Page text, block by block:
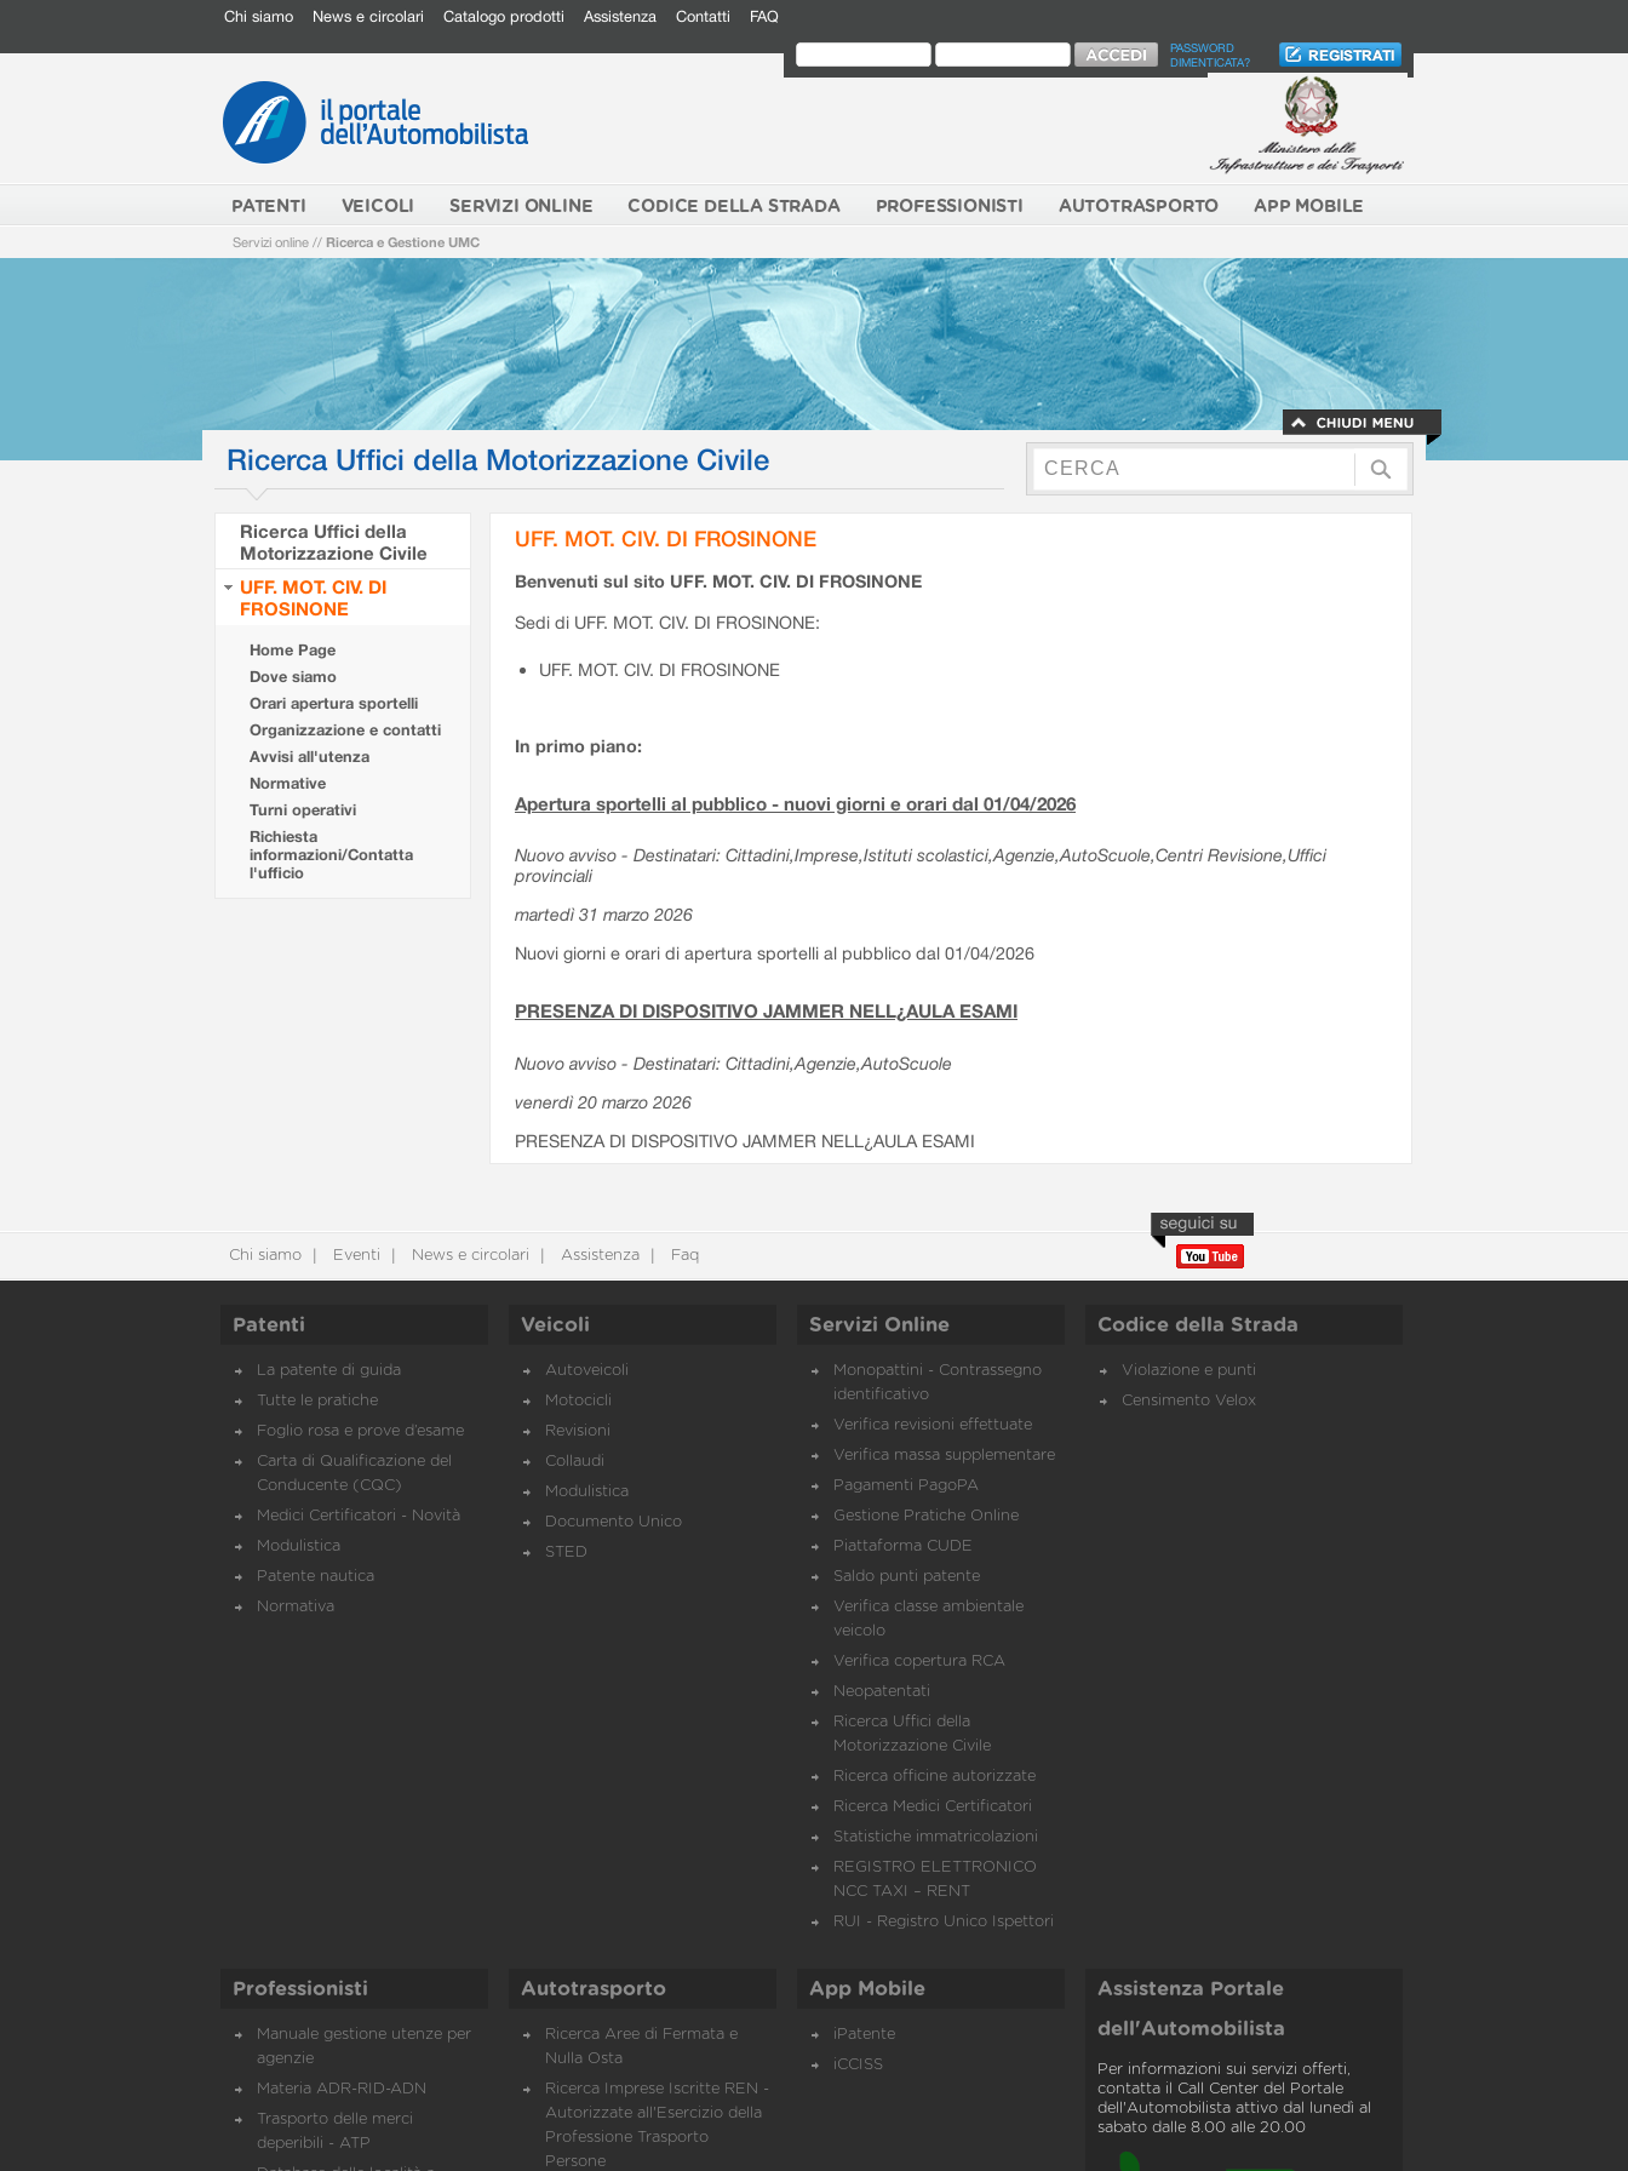
Chi siamo News e circolari Catalogo prodotti Assistenza Contatti FAQ
PASSWORD
DIMENTICATA?
PATENTI VEICOLI SERVIZI ONLINE CODICE DELLA STRADA PROFESSIONISTI AUTOTRASPORTO APP MOBILE
Servizi online // Ricerca e Gestione UMC
Ricerca Uffici della Motorizzazione Civile
Ricerca Uffici della
Motorizzazione Civile
UFF. MOT. CIV. DI
FROSINONE
Home Page
Dove siamo
Orari apertura sportelli
Organizzazione e contatti
Avvisi all'utenza
Normative
Turni operativi
Richiesta
informazioni/Contatta
l'ufficio
UFF. MOT. CIV. DI FROSINONE
Benvenuti sul sito UFF. MOT. CIV. DI FROSINONE
Sedi di UFF. MOT. CIV. DI FROSINONE:
UFF. MOT. CIV. DI FROSINONE
In primo piano:
Apertura sportelli al pubblico - nuovi giorni e orari dal 01/04/2026
Nuovo avviso - Destinatari: Cittadini,Imprese,Istituti scolastici,Agenzie,AutoScuole,Centri Revisione,Uffici
provinciali
martedì 31 marzo 2026
Nuovi giorni e orari di apertura sportelli al pubblico dal 01/04/2026
PRESENZA DI DISPOSITIVO JAMMER NELL¿AULA ESAMI
Nuovo avviso - Destinatari: Cittadini,Agenzie,AutoScuole
venerdì 20 marzo 2026
PRESENZA DI DISPOSITIVO JAMMER NELL¿AULA ESAMI
Chi siamo Eventi News e circolari Assistenza Faq
Patenti
La patente di guida
Tutte le pratiche
Foglio rosa e prove d’esame
Carta di Qualificazione del
Conducente (CQC)
Medici Certificatori - Novità
Modulistica
Patente nautica
Normativa
Veicoli
Autoveicoli
Motocicli
Revisioni
Collaudi
Modulistica
Documento Unico
STED
Servizi Online
Monopattini - Contrassegno
identificativo
Verifica revisioni effettuate
Verifica massa supplementare
Pagamenti PagoPA
Gestione Pratiche Online
Piattaforma CUDE
Saldo punti patente
Verifica classe ambientale
veicolo
Verifica copertura RCA
Neopatentati
Ricerca Uffici della
Motorizzazione Civile
Ricerca officine autorizzate
Ricerca Medici Certificatori
Statistiche immatricolazioni
REGISTRO ELETTRONICO
NCC TAXI – RENT
RUI - Registro Unico Ispettori
Codice della Strada
Violazione e punti
Censimento Velox
Professionisti
Manuale gestione utenze per
agenzie
Materia ADR-RID-ADN
Trasporto delle merci
deperibili - ATP
Autotrasporto
Ricerca Aree di Fermata e
Nulla Osta
Ricerca Imprese Iscritte REN -
Autorizzate all'Esercizio della
Professione Trasporto
Persone
App Mobile
iPatente
iCCISS
Assistenza Portale
dell'Automobilista
Per informazioni sui servizi offerti,
contatta il Call Center del Portale
dell'Automobilista attivo dal lunedì al
sabato dalle 8.00 alle 20.00